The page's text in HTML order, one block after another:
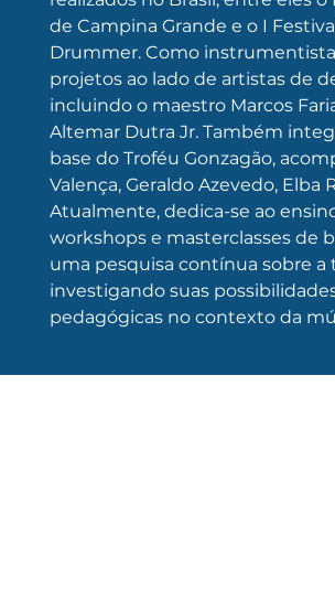
de Campina Grande e o I
Drummer. Como
projetos ao lado de artistas de
incluindo o maestro Marcos
Altemar Dutra Jr. Também
base do Troféu Gonzagão,
Valença, Geraldo Azevedo, Elba
Atualmente, dedica-se ao
workshops e masterclasses de
uma pesquisa contínua sobre a
investigando suas
pedagógicas no contexto da